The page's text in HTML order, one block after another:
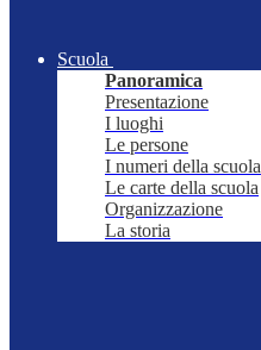
Scuola
Panoramica
Presentazione
I luoghi
Le persone
I numeri della scuola
Le carte della scuola
Organizzazione
La storia